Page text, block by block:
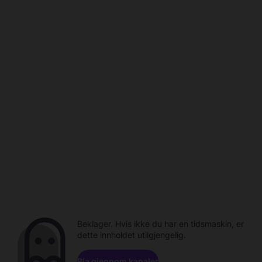
Beklager. Hvis ikke du har en tidsmaskin, er
dette innholdet utilgjengelig.